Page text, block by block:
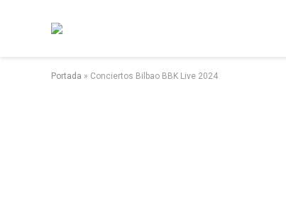
Portada » Conciertos Bilbao BBK Live 2024